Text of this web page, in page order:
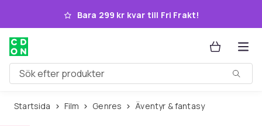
Hoppa till huvudinnehållet
Bara 299 kr kvar till Fri Frakt!
Sök efter produkter
Startsida Film Genres Äventyr & fantasy